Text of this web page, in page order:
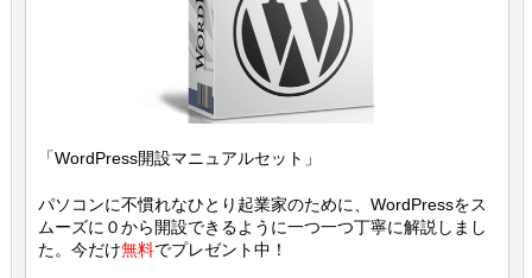
「WordPress開設マニュアルセット」
パソコンに不慣れなひとり起業家のために、WordPressをス
ムーズに０から開設できるように一つ一つ丁寧に解説しまし
た。今だけ無料でプレゼント中！